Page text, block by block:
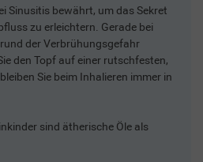
Sinusitis bewährt, um das Sekret
zu erleichtern. Gerade bei
der Verbrühungsgefahr
den Topf auf einer rutschfesten,
Sie beim Inhalieren immer in
sind ätherische Öle als